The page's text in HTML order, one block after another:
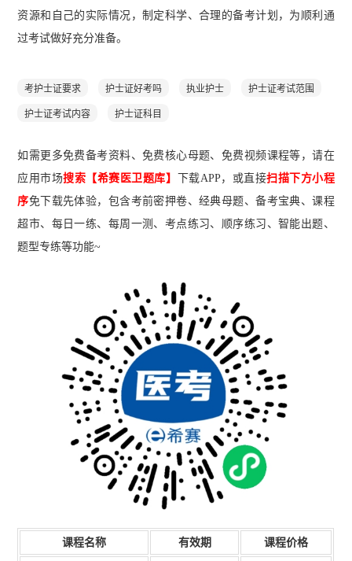
资源和自己的实际情况，制定科学、合理的备考计划，为顺利通
过考试做好充分准备。
考护士证要求 护士证好考吗 执业护士 护士证考试范围
护士证考试内容 护士证科目
如需更多免费备考资料、免费核心母题、免费视频课程等，请在
应用市场搜索【希赛医卫题库】 下载APP，或直接扫描下方小程
序免下载先体验，包含考前密押卷、经典母题、备考宝典、课程
超市、每日一练、每周一测、考点练习、顺序练习、智能出题、
题型专练等功能~
课程名称 有效期 课程价格